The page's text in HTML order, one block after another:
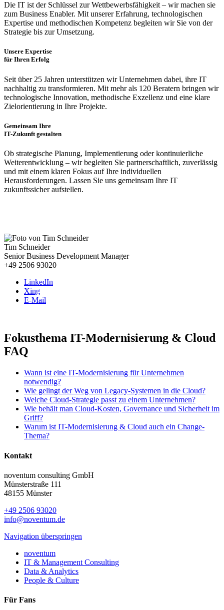
Die IT ist der Schlüssel zur Wettbewerbsfähigkeit – wir machen sie
zum Business Enabler. Mit unserer Erfahrung, technologischen
Expertise und methodischen Kompetenz begleiten wir Sie von der
Strategie bis zur Umsetzung.
Unsere Expertise
für Ihren Erfolg
Seit über 25 Jahren unterstützen wir Unternehmen dabei, ihre IT
nachhaltig zu transformieren. Mit mehr als 120 Beratern bringen wir
technologische Innovation, methodische Exzellenz und eine klare
Zielorientierung in Ihre Projekte.
Gemeinsam Ihre
IT-Zukunft gestalten
Ob strategische Planung, Implementierung oder kontinuierliche
Weiterentwicklung – wir begleiten Sie partnerschaftlich, zuverlässig
und mit einem klaren Fokus auf Ihre individuellen
Herausforderungen. Lassen Sie uns gemeinsam Ihre IT
zukunftssicher aufstellen.
Tim Schneider
Senior Business Development Manager
+49 2506 93020
LinkedIn
Xing
E-Mail
Fokusthema IT-Modernisierung & Cloud
FAQ
Wann ist eine IT-Modernisierung für Unternehmen
notwendig?
Wie gelingt der Weg von Legacy-Systemen in die Cloud?
Welche Cloud-Strategie passt zu einem Unternehmen?
Wie behält man Cloud-Kosten, Governance und Sicherheit im
Griff?
Warum ist IT-Modernisierung & Cloud auch ein Change-
Thema?
Kontakt
noventum consulting GmbH
Münsterstraße 111
48155 Münster
+49 2506 93020
info@noventum.de
Navigation überspringen
noventum
IT & Management Consulting
Data & Analytics
People & Culture
Für Fans